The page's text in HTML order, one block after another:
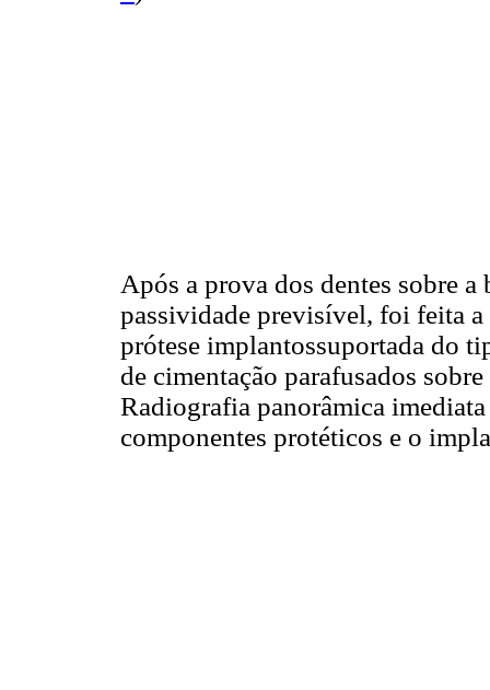
Após a prova dos dentes sobre
passividade previsível, foi feita
prótese implantossuportada do
de cimentação parafusados
Radiografia panorâmica
componentes protéticos e o